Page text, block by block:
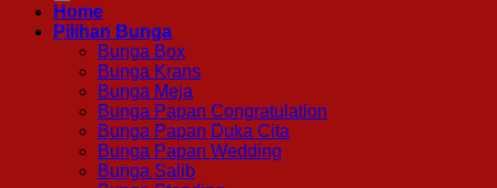
Home
Pilihan Bunga
Bunga Box
Bunga Krans
Bunga Meja
Bunga Papan Congratulation
Bunga Papan Duka Cita
Bunga Papan Wedding
Bunga Salib